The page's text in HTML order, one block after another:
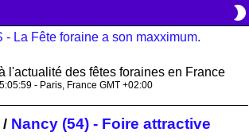
brightness_2
l'actualité des fêtes foraines en France
- Paris, France GMT +02:00
/ Nancy (54) - Foire attractive